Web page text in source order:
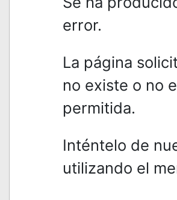
error.
La página
no existe o no
permitida.
Inténtelo de
utilizando el